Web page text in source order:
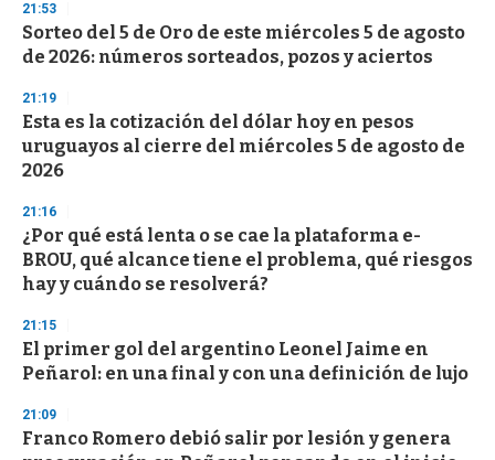
d
s
o
f
3
s
c
o
d
21:53
Sorteo del 5 de Oro de este miércoles 5 de agosto
de 2026: números sorteados, pozos y aciertos
21:19
Esta es la cotización del dólar hoy en pesos
uruguayos al cierre del miércoles 5 de agosto de
2026
21:16
¿Por qué está lenta o se cae la plataforma e-
BROU, qué alcance tiene el problema, qué riesgos
hay y cuándo se resolverá?
21:15
El primer gol del argentino Leonel Jaime en
Peñarol: en una final y con una definición de lujo
21:09
Franco Romero debió salir por lesión y genera